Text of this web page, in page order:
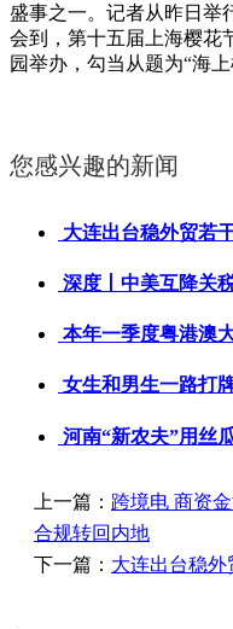
盛事之一。记者从昨日举
会到，第十五届上海樱花
园举办，勾当从题为“海
您感兴趣的新闻
大连出台稳外贸若
深度丨中美互降关
本年一季度粤港澳
女生和男生一路打
河南“新农夫”用丝
上一篇： 跨境电 商资
合规转回内地
下一篇： 大连出台稳外